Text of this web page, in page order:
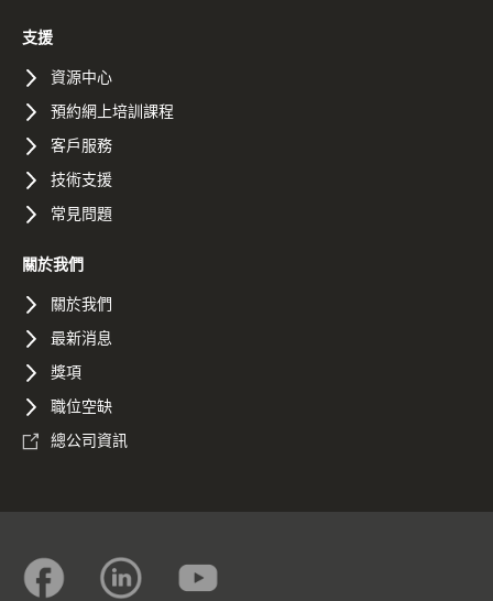
支援
資源中心
預約網上培訓課程
客戶服務
技術支援
常見問題
關於我們
關於我們
最新消息
獎項
職位空缺
總公司資訊